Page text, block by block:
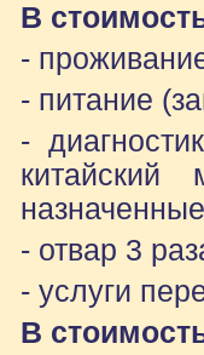
В
-
- питание
-
- отвар 3
- услуги
В